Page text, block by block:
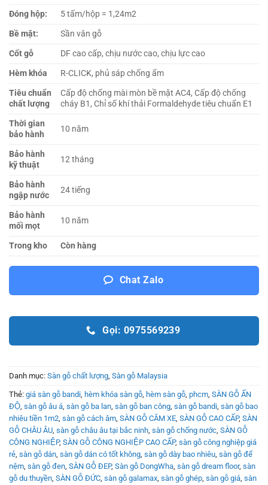
Đóng hộp:
5 tấm/hộp = 1,24m2
Bề mặt:
Sần vân gỗ
Cốt gỗ
DF cao cấp, chịu nước cao, chịu lực cao
Hèm khóa
R-CLICK, phủ sáp chống ẩm
Tiêu chuẩn
chất lượng
Cấp độ chống mài mòn bề mặt AC4, Cấp độ chống
cháy B1, Chỉ số khí thải Formaldehyde tiêu chuẩn E1
Thời gian
bảo hành
10 năm
Bảo hành
kỹ thuật
12 tháng
Bảo hành
ngập nước
24 tiếng
Bảo hành
mối mọt
10 năm
Trong kho Còn hàng
Chat Zalo
Gọi: 0975569239
Danh mục: Sàn gỗ chất lượng, Sàn gỗ Malaysia
Thẻ: giá sàn gỗ bandi, hèm khóa sàn gỗ, hèm sàn gỗ, phcm, SÀN GỖ ẤN
ĐỘ, sàn gỗ âu á, sàn gỗ ba lan, sàn gỗ ban công, sàn gỗ bandi, sàn gỗ bao
nhiêu tiền 1m2, sàn gỗ cách âm, SÀN GỖ CĂM XE, SÀN GỖ CAO CẤP, SÀN
GỖ CHÂU ÂU, sàn gỗ châu âu tại bắc ninh, sàn gỗ chống nước, SÀN GỖ
CÔNG NGHIỆP, SÀN GỖ CÔNG NGHIỆP CAO CẤP, sàn gỗ công nghiệp giá
rẻ, sàn gỗ dán, sàn gỗ dán có tốt không, sàn gỗ dày bao nhiêu, sàn gỗ để
nệm, sàn gỗ đen, SÀN GỖ ĐEP, Sàn gỗ DongWha, sàn gỗ dream floor, sàn
gỗ du thuyền, SÀN GỖ ĐỨC, sàn gỗ galamax, sàn gỗ ghép, sàn gỗ giá, sàn